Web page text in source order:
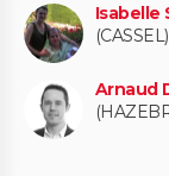
Isabelle
(CASSEL)
Arnaud